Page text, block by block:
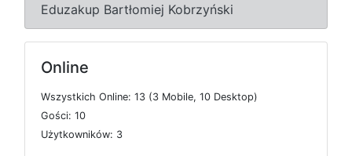
Eduzakup Bartłomiej Kobrzyński
Online
Wszystkich Online: 13 (3 Mobile, 10 Desktop)
Gości: 10
Użytkowników: 3